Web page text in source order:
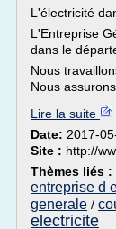
L'électricité
L'Entreprise
dans le
Nous
Nous
Lire la suite
Date: 2017-
Site : http://
Thèmes liés :
entreprise d
generale /
electricite